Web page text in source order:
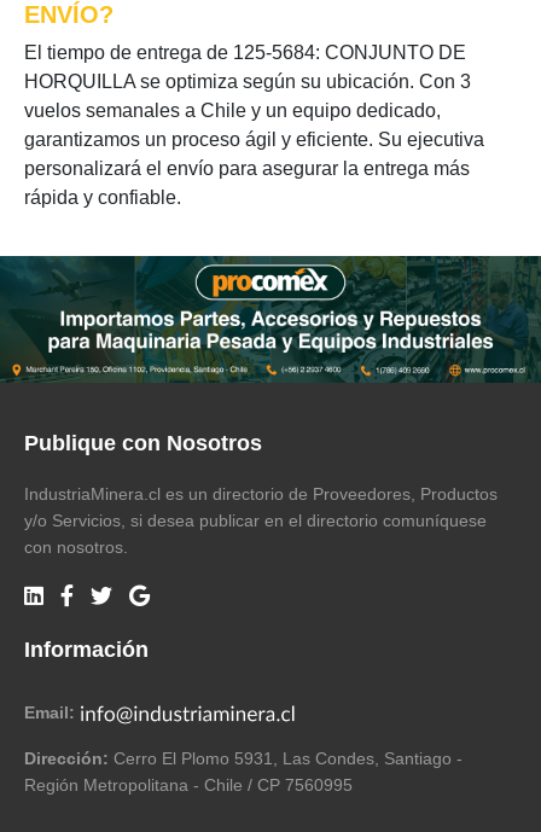
ENVÍO?
El tiempo de entrega de 125-5684: CONJUNTO DE
HORQUILLA se optimiza según su ubicación. Con 3
vuelos semanales a Chile y un equipo dedicado,
garantizamos un proceso ágil y eficiente. Su ejecutiva
personalizará el envío para asegurar la entrega más
rápida y confiable.
Publique con Nosotros
IndustriaMinera.cl es un directorio de Proveedores, Productos
y/o Servicios, si desea publicar en el directorio comuníquese
con nosotros.
Información
Email:
Dirección: Cerro El Plomo 5931, Las Condes, Santiago -
Región Metropolitana - Chile / CP 7560995